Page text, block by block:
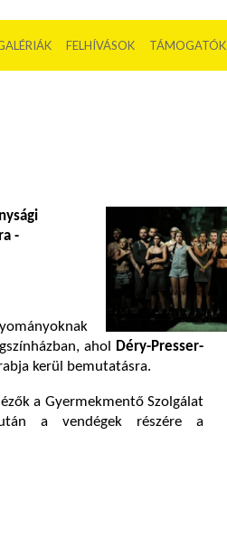
FELHÍVÁSOK TÁMOGATÓK
-
ahol
Déry-Presser-
kerül bemutatásra.
a Gyermekmentő Szolgálat
a vendégek részére a